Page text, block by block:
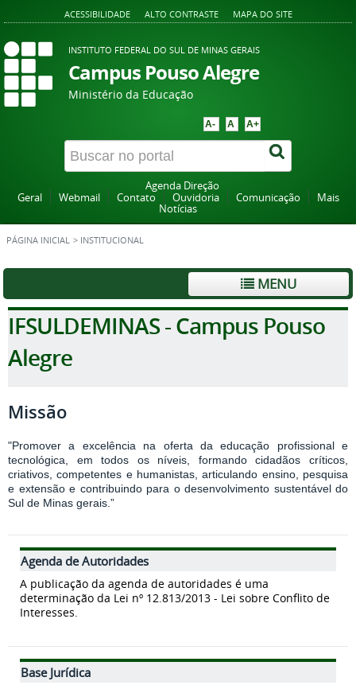
ACESSIBILIDADE ALTO CONTRASTE MAPA DO SITE
INSTITUTO FEDERAL DO SUL DE MINAS GERAIS
Campus Pouso Alegre
Ministério da Educação
A- A A+
Agenda Direção
Geral
Webmail Contato Ouvidoria Comunicação
Mais
Notícias
PÁGINA INICIAL > INSTITUCIONAL
MENU
IFSULDEMINAS - Campus Pouso
Alegre
Missão
"Promover a excelência na oferta da educação profissional e
tecnológica, em todos os níveis, formando cidadãos críticos,
criativos, competentes e humanistas, articulando ensino, pesquisa
e extensão e contribuindo para o desenvolvimento sustentável do
Sul de Minas gerais.”
Agenda de Autoridades
A publicação da agenda de autoridades é uma
determinação da Lei nº 12.813/2013 - Lei sobre Conflito de
Interesses.
Base Jurídica